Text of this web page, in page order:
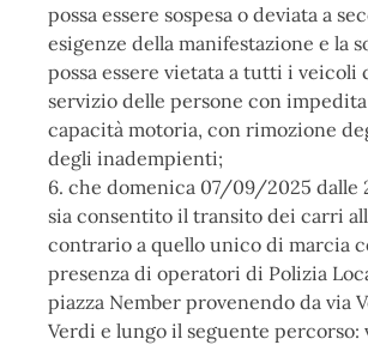
possa essere sospesa o deviata a
esigenze della manifestazione e la
possa essere vietata a tutti i veicoli
servizio delle persone con
capacità motoria, con rimozione
degli inadempienti;
6. che domenica 07/09/2025 dalle
sia consentito il transito dei carri
contrario a quello unico di marcia
presenza di operatori di Polizia
piazza Nember provenendo da via
Verdi e lungo il seguente percorso: